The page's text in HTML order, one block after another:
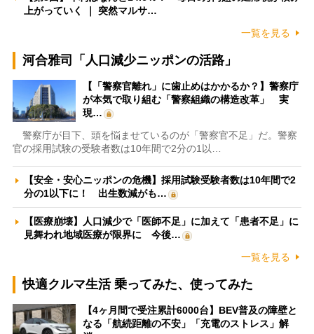
上がっていく ｜ 突然マルサ…
一覧を見る
河合雅司「人口減少ニッポンの活路」
【「警察官離れ」に歯止めはかかるか？】警察庁
が本気で取り組む「警察組織の構造改革」 実
現…
警察庁が目下、頭を悩ませているのが「警察官不足」だ。警察
官の採用試験の受験者数は10年間で2分の1以…
【安全・安心ニッポンの危機】採用試験受験者数は10年間で2
分の1以下に！ 出生数減がも…
【医療崩壊】人口減少で「医師不足」に加えて「患者不足」に
見舞われ地域医療が限界に 今後…
一覧を見る
快適クルマ生活 乗ってみた、使ってみた
【4ヶ月間で受注累計6000台】BEV普及の障壁と
なる「航続距離の不安」「充電のストレス」解